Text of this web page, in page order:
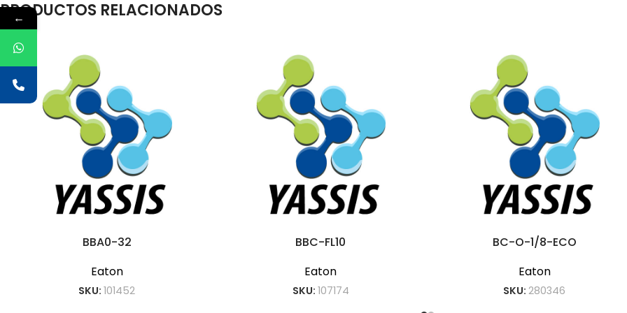
PRODUCTOS RELACIONADOS
BBA0-32
Eaton
SKU:101452
BBC-FL10
Eaton
SKU: 107174
BC-O-1/8-ECO
Eaton
SKU:280346
←